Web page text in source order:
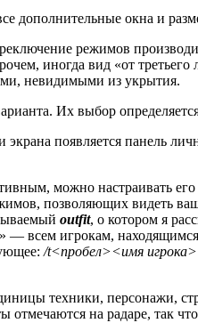
окна и
режимов
иногда вид «от
невидимыми из укрытия.
Их выбор
появляется панель
можно настраивать
позволяющих
outfit, о котором я
— всем игрокам,
/t<пробел><имя
техники, персонажи,
на радаре, так